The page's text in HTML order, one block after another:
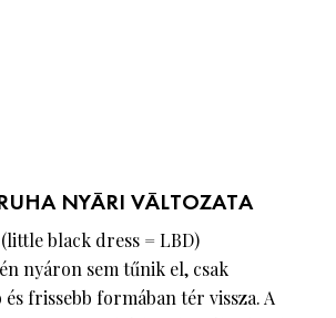
NYÁRI VÁLTOZATA
black dress = LBD)
nyáron sem tűnik el, csak
frissebb formában tér vissza. A